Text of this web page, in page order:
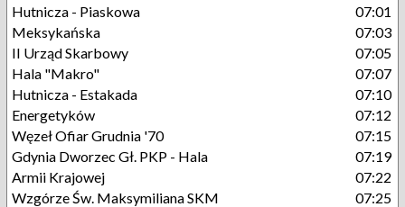
Hutnicza - Piaskowa
07:01
Meksykańska
07:03
II Urząd Skarbowy
07:05
Hala "Makro"
07:07
Hutnicza - Estakada
07:10
Energetyków
07:12
Węzeł Ofiar Grudnia '70
07:15
Gdynia Dworzec Gł. PKP - Hala
07:19
Armii Krajowej
07:22
Wzgórze Św. Maksymiliana SKM
07:25